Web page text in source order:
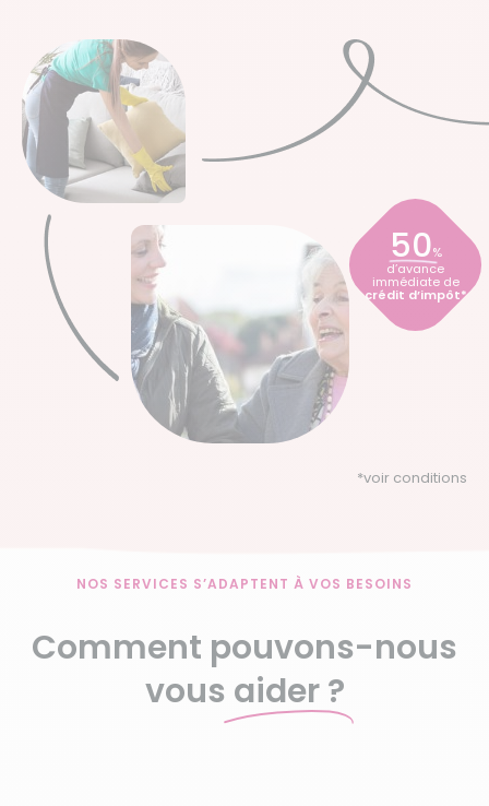
50%
d’avance
immédiate de
crédit d’impôt*
*voir conditions
NOS SERVICES S’ADAPTENT À VOS BESOINS
Comment pouvons-nous
vous aider ?